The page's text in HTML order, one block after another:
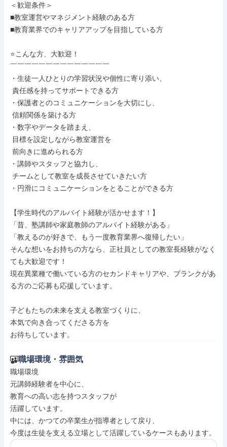
＜歓迎条件＞
■教室運営やマネジメント経験のある方
■教育業界でのキャリアアップを目指している方
⭐こんな方、大歓迎！
￣￣￣￣￣￣￣￣￣￣￣￣￣￣
・生徒一人ひとりの学習状況や個性に寄り添い、
・保護者とのコミュニケーションを大切にし、
・数字やデータを踏まえ、
・講師やスタッフと協力し、
・円滑にコミュニケーションをとることができる方
【学生時代のアルバイト経験が活かせます！】
「昔、塾講師や家庭教師のアルバイト経験がある」
「教えるのが好きで、もう一度教育業界へ復帰したい」
そんな想いをお持ちの方なら、正社員としての教室長経験がなく
ても大歓迎です！
現在異業種で働いている方のセカンドキャリアや、ブランクがあ
る方のご応募も応援しています。
子どもたちの未来を支える教室づくりに、
本気で向き合ってくださる方を
お待ちしています。
職場環境・雰囲気
職場環境
元講師経験者を中心に、
教育への高い志を持つスタッフが
活躍しています。
中には、かつての卒業生が指導者として戻り、
今度は生徒を支える立場として活躍しているケースもあります。